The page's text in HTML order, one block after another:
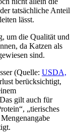
tatsächliche Anteil
lässt.
um die Qualität und
da Katzen als
sind.
(Quelle: USDA,
berücksichtigt,
gilt auch für
„tierisches